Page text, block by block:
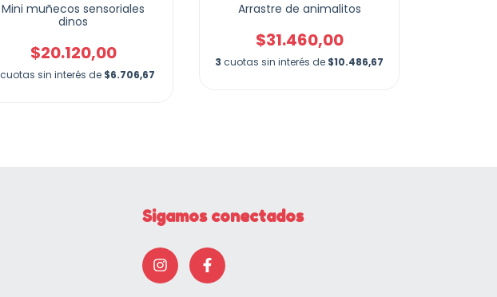
Mini muñecos sensoriales
dinos
$20.120,00
cuotas sin interés de $6.706,67
Arrastre de animalitos
$31.460,00
3 cuotas sin interés de $10.486,67
Sigamos conectados